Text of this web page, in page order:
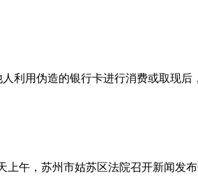
利用伪造的银行卡进行消费或取现
，苏州市姑苏区法院召开新闻发